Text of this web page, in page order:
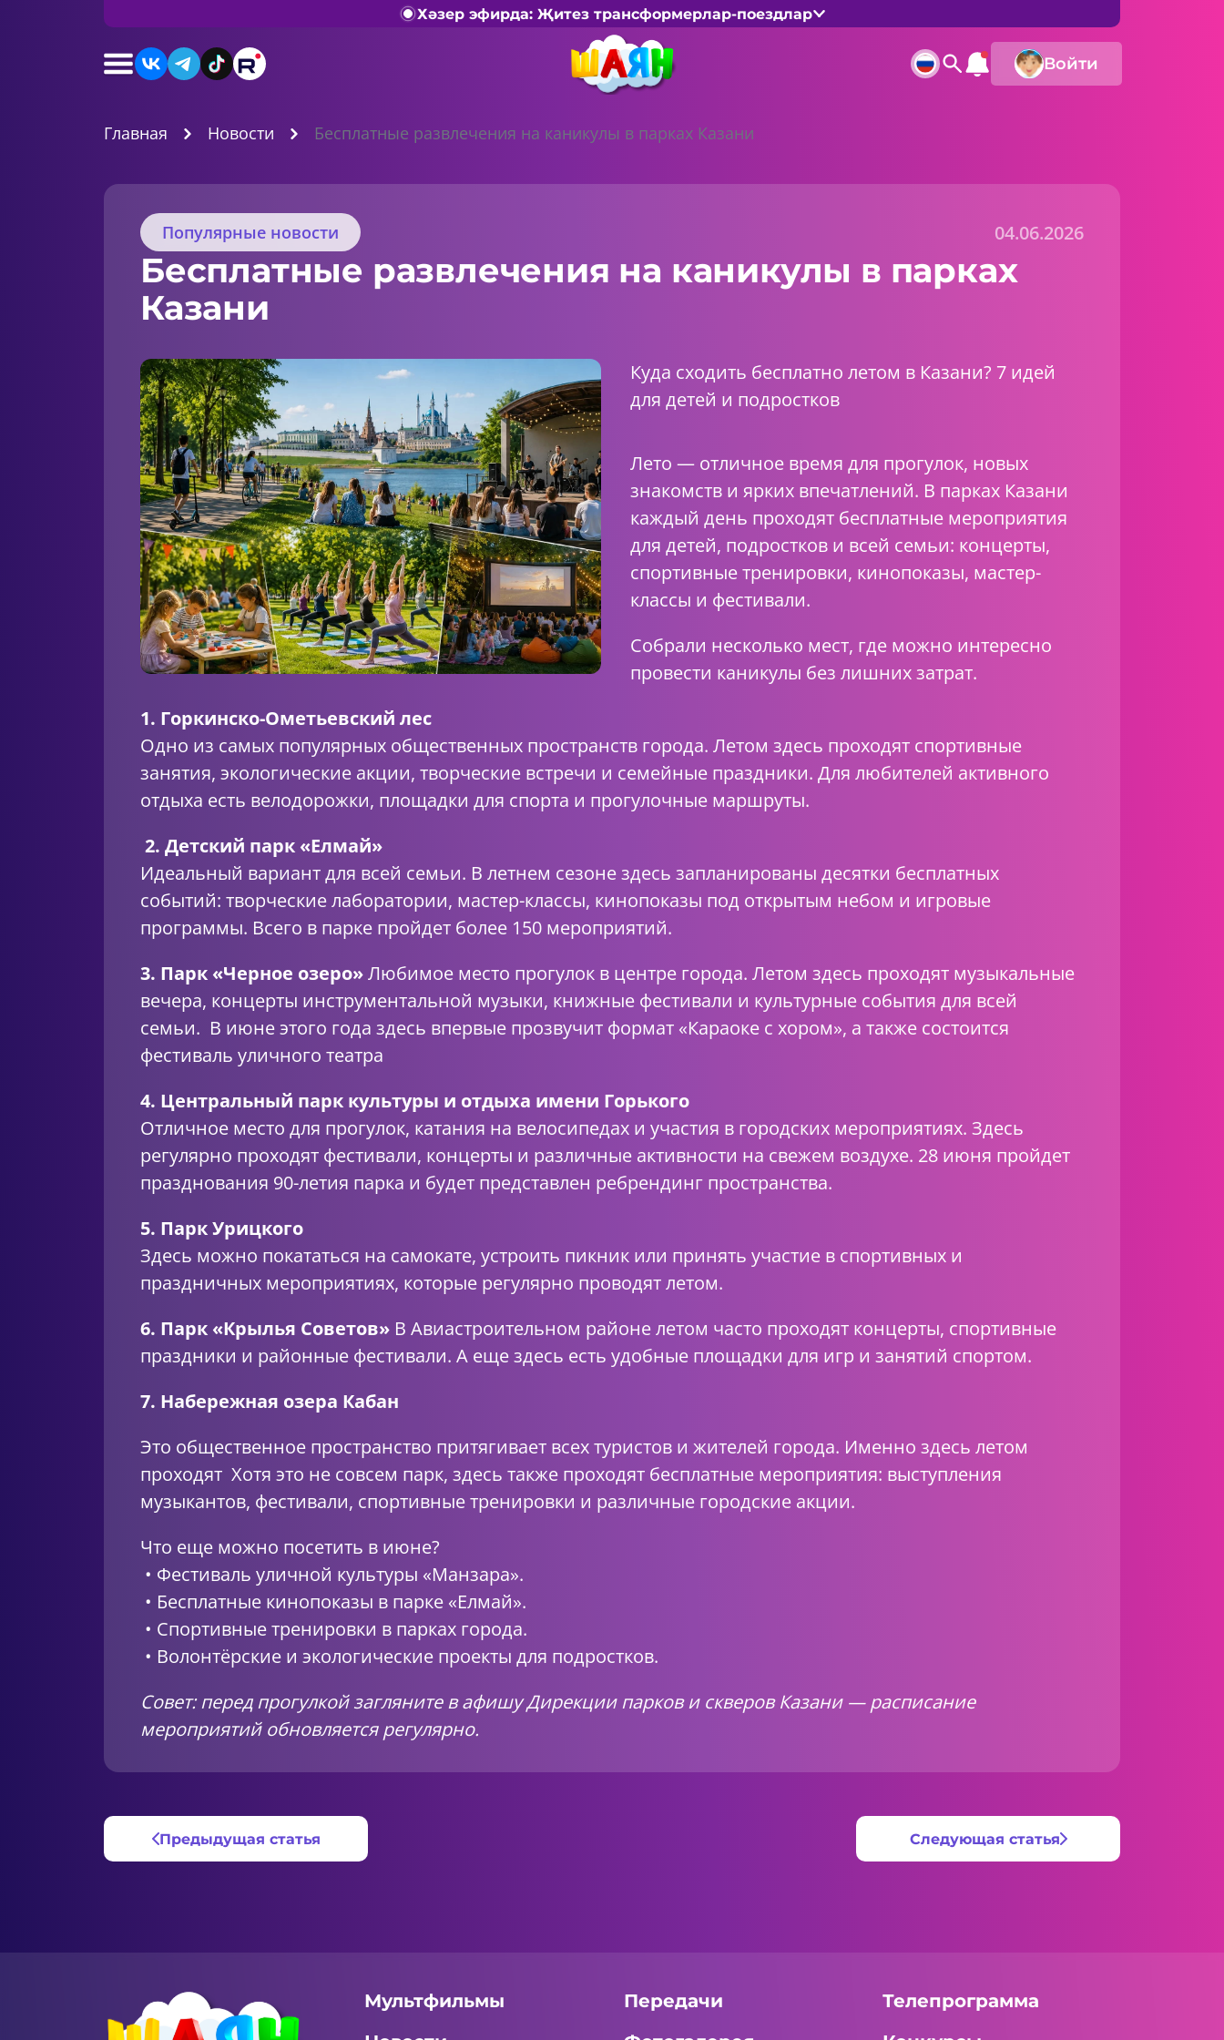
Хәзер эфирда: Җитез трансформерлар-поездлар
Войти
Главная Новости Бесплатные развлечения на каникулы в парках Казани
Популярные новости 04.06.2026
Бесплатные развлечения на каникулы в парках
Казани
Куда сходить бесплатно летом в Казани? 7 идей
для детей и подростков
Лето — отличное время для прогулок, новых
знакомств и ярких впечатлений. В парках Казани
каждый день проходят бесплатные мероприятия
для детей, подростков и всей семьи: концерты,
спортивные тренировки, кинопоказы, мастер-
классы и фестивали.
Собрали несколько мест, где можно интересно
провести каникулы без лишних затрат.
1. Горкинско-Ометьевский лес
Одно из самых популярных общественных пространств города. Летом здесь проходят спортивные
занятия, экологические акции, творческие встречи и семейные праздники. Для любителей активного
отдыха есть велодорожки, площадки для спорта и прогулочные маршруты.
2. Детский парк «Елмай»
Идеальный вариант для всей семьи. В летнем сезоне здесь запланированы десятки бесплатных
событий: творческие лаборатории, мастер-классы, кинопоказы под открытым небом и игровые
программы. Всего в парке пройдет более 150 мероприятий.
3. Парк «Черное озеро»Любимое место прогулок в центре города. Летом здесь проходят музыкальные
вечера, концерты инструментальной музыки, книжные фестивали и культурные события для всей
семьи. В июне этого года здесь впервые прозвучит формат «Караоке с хором», а также состоится
фестиваль уличного театра
4. Центральный парк культуры и отдыха имени Горького
Отличное место для прогулок, катания на велосипедах и участия в городских мероприятиях. Здесь
регулярно проходят фестивали, концерты и различные активности на свежем воздухе. 28 июня пройдет
празднования 90-летия парка и будет представлен ребрендинг пространства.
5. Парк Урицкого
Здесь можно покататься на самокате, устроить пикник или принять участие в спортивных и
праздничных мероприятиях, которые регулярно проводят летом.
6. Парк «Крылья Советов» В Авиастроительном районе летом часто проходят концерты, спортивные
праздники и районные фестивали. А еще здесь есть удобные площадки для игр и занятий спортом.
7. Набережная озера Кабан
Это общественное пространство притягивает всех туристов и жителей города. Именно здесь летом
проходят Хотя это не совсем парк, здесь также проходят бесплатные мероприятия: выступления
музыкантов, фестивали, спортивные тренировки и различные городские акции.
Что еще можно посетить в июне?
• Фестиваль уличной культуры «Манзара».
• Бесплатные кинопоказы в парке «Елмай».
• Спортивные тренировки в парках города.
• Волонтёрские и экологические проекты для подростков.
Совет: перед прогулкой загляните в афишу Дирекции парков и скверов Казани — расписание
мероприятий обновляется регулярно.
Предыдущая статья Следующая статья
Мультфильмы Передачи
Телепрограмма